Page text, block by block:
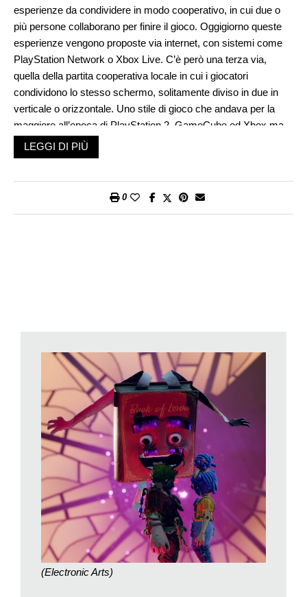
esperienze da condividere in modo cooperativo, in cui due o
più persone collaborano per finire il gioco. Oggigiorno queste
esperienze vengono proposte via internet, con sistemi come
PlayStation Network o Xbox Live. C’è però una terza via,
quella della partita cooperativa locale in cui i giocatori
condividono lo stesso schermo, solitamente diviso in due in
verticale o orizzontale. Uno stile di gioco che andava per la
maggiore all’epoca di PlayStation 2, GameCube ed Xbox ma
che con l’avvento dei servizi online è passato un po’ di moda.
Non per Hazelight Studios, talentuoso team di sviluppo basato
solo i giocatori dovevano collaborare ma anche che possono
Rose, la quale si ritrova spesso a giocare da sola con delle
bamboline da lei stessa realizzate con le fattezze dei genitori.
Una brutta sera però la giovane li sente discutere apertamente
di divorzio e, comprensibilmente sconvolta, si rifugia nel
capanno in giardino. Qui trova il Libro dell’Amore del Dottor
Hakim, che implora di sistemare le cose tra i genitori. Per
qualche misteriosa magia, May e Cody si ritroveranno
trasportati nel corpo delle due bamboline, bagnate dalle lacrime
di disperazione di Rose, impossibilitati a comunicare con lei o
con chiunque altro. Per la coppia in crisi non c’è altro da fare
che affidarsi alle parole del dottor Hakim, il quale ha preso vita
sotto forma di libro, e superare le molte avversità che li
separano dal ritorno alla normalità.
It Takes Twoi giocatori controllano ognuno o Cody o May e
LEGGI DI PIÙ
0
(Electronic Arts)